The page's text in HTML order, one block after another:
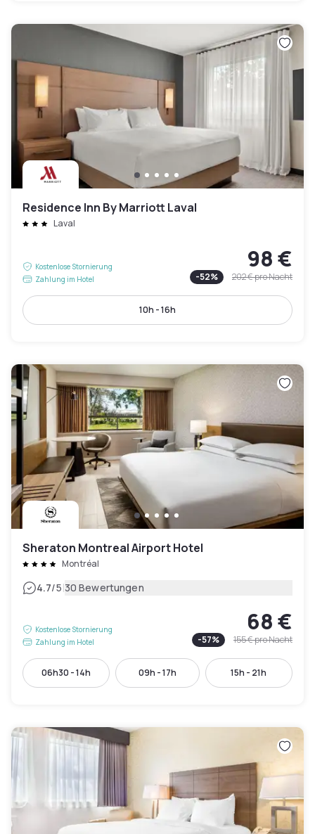
Residence Inn By Marriott Laval
Laval
Kostenlose Stornierung
Zahlung im Hotel
98 €
-52% 202 €pro Nacht
10h - 16h
Sheraton Montreal Airport Hotel
Montréal
4.7/5|30 Bewertungen
Kostenlose Stornierung
Zahlung im Hotel
68 €
-57% 155 €pro Nacht
06h30 - 14h 09h - 17h 15h - 21h